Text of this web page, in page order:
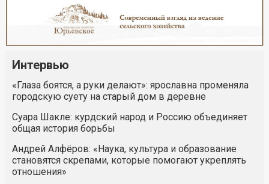
Интервью
«Глаза боятся, а руки делают»: ярославна променяла
городскую суету на старый дом в деревне
Суара Шакле: курдский народ и Россию объединяет
общая история борьбы
Андрей Алфёров: «Наука, культура и образование
становятся скрепами, которые помогают укреплять
отношения»